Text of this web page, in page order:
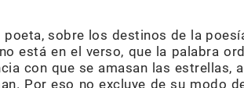
sobre los destinos de la
está en el verso, que la palabra
con que se amasan las estrellas,
Por eso no excluye de su modo